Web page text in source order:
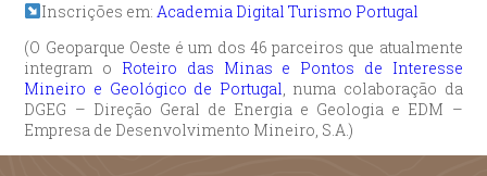
Inscrições em:Academia Digital Turismo Portugal
(O Geoparque Oeste é um dos 46 parceiros que atualmente
integram o Roteiro das Minas e Pontos de Interesse
Mineiro e Geológico de Portugal, numa colaboração da
DGEG – Direção Geral de Energia e Geologia e EDM –
Empresa de Desenvolvimento Mineiro, S.A.)